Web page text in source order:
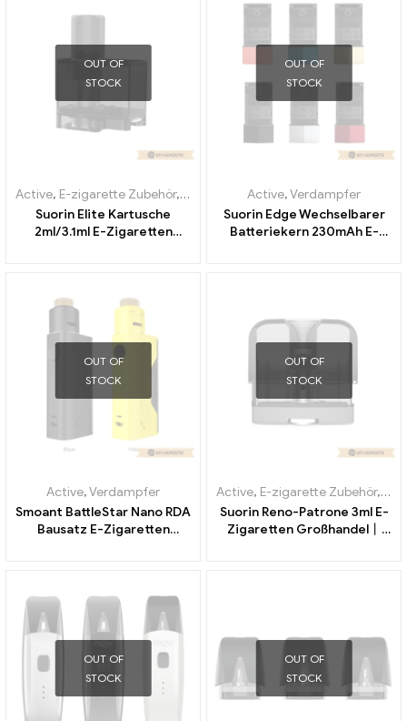
OUT OF
STOCK
Active, E-zigarette Zubehör, Verdampfer
Suorin Elite Kartusche
2ml/3.1ml E-Zigaretten
OUT OF
STOCK
Active,Verdampfer
Suorin Edge Wechselbarer
Batteriekern 230mAh E-
OUT OF
STOCK
Active,Verdampfer
Smoant BattleStar Nano RDA
Bausatz E-Zigaretten
OUT OF
STOCK
Active, E-zigarette Zubehör,
Suorin Reno-Patrone 3ml E-
Zigaretten Großhandel丨
OUT OF
STOCK
OUT OF
STOCK